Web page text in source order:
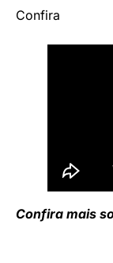
Confira
Confira mais